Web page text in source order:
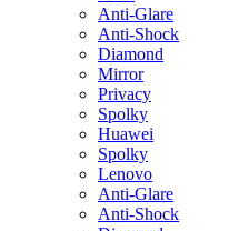
Anti-Glare
Anti-Shock
Diamond
Mirror
Privacy
Spolky
Huawei
Spolky
Lenovo
Anti-Glare
Anti-Shock